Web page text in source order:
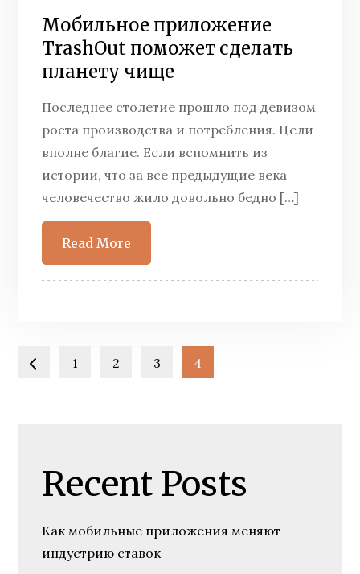
Мобильное приложение
TrashOut поможет сделать
планету чище
Последнее столетие прошло под девизом
роста производства и потребления. Цели
вполне благие. Если вспомнить из
истории, что за все предыдущие века
человечество жило довольно бедно […]
Read More
Пагинация
1 2 3 4
Recent Posts
Как мобильные приложения меняют
индустрию ставок